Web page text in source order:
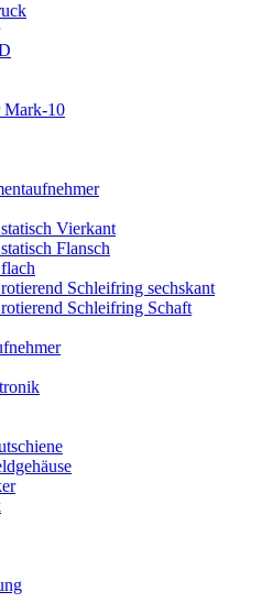
Mark-10
Vierkant
Flansch
Schleifring sechskant
Schleifring Schaft